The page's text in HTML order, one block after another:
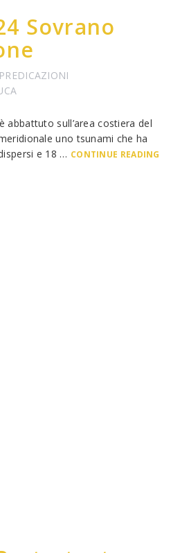
Sovrano
PREDICAZIONI
abbattuto sull’area costiera del
uno tsunami che ha
e 18 … CONTINUE READING